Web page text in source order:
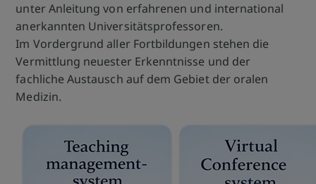
unter Anleitung von erfahrenen und international
anerkannten Universitätsprofessoren.
Im Vordergrund aller Fortbildungen stehen die
Vermittlung neuester Erkenntnisse und der
fachliche Austausch auf dem Gebiet der oralen
Medizin.